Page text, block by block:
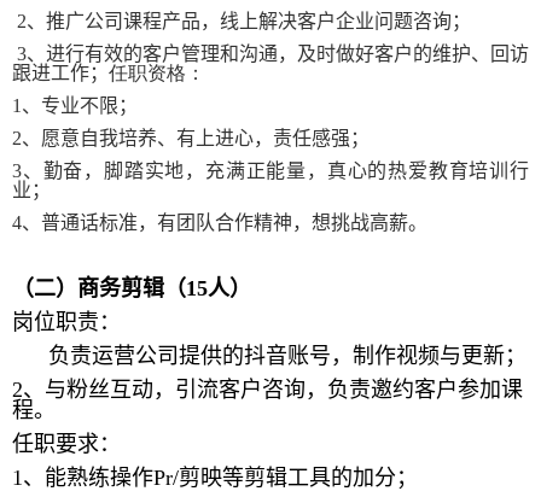
2、推广公司课程产品，线上解决客户企业问题咨询；
3、进行有效的客户管理和沟通，及时做好客户的维护、回访
跟进工作； 任职资格：
1 、专业不限；
2、 愿意自我培养、有上进心，责任感强；
3、勤奋，脚踏实地，充满正能量，真心的热爱教育培训行
业；
4、普通话标准，有团队合作精神，想挑战高薪。
（二）商务剪辑 （15人）
岗位职责：
负责运营公司提供的抖音账号，制作视频与更新；
2、 与粉丝互动，引流客户咨询，负责邀约客户参加课
程。
任职要求：
1 、能熟练操作Pr/剪映等剪辑工具的加分；